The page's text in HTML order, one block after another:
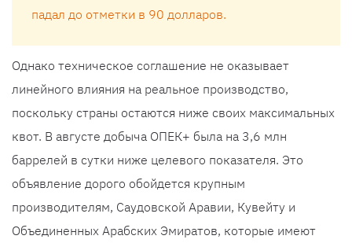
падал до отметки в 90 долларов.
Однако техническое соглашение не оказывает
линейного влияния на реальное производство,
поскольку страны остаются ниже своих максимальных
квот. В августе добыча ОПЕК+ была на 3,6 млн
баррелей в сутки ниже целевого показателя. Это
объявление дорого обойдется крупным
производителям, Саудовской Аравии, Кувейту и
Объединенных Арабских Эмиратов, которые имеют